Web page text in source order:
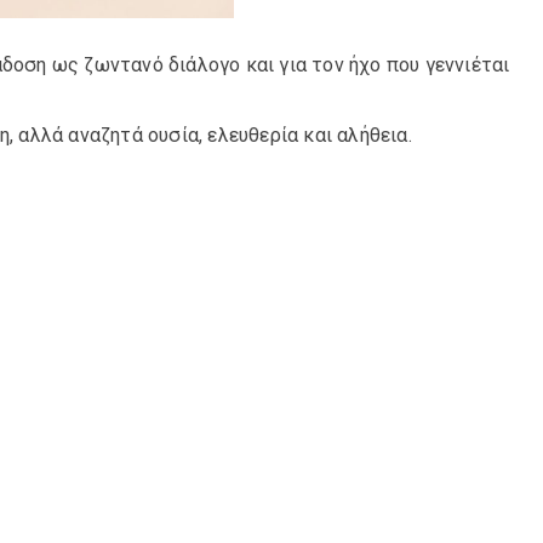
ως ζωντανό διάλογο και για τον ήχο που γεννιέται
αναζητά ουσία, ελευθερία και αλήθεια.